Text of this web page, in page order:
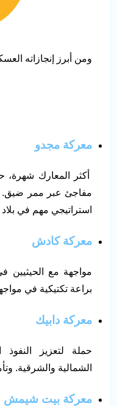
ومن أبرز إنجازاته
معركة مجدو
أكثر المعارك
مفاجئ عبر ممر ضيق.
استراتيجي مهم في
معركة كادش
مواجهة مع الحيثيين
براعة تكتيكية في
معركة دابيك
حملة لتعزيز
الشمالية والشرقية.
معركة بيت شيمش